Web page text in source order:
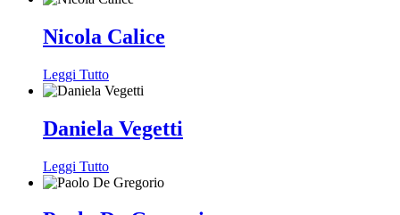
Nicola Calice
Leggi Tutto
Daniela Vegetti
Leggi Tutto